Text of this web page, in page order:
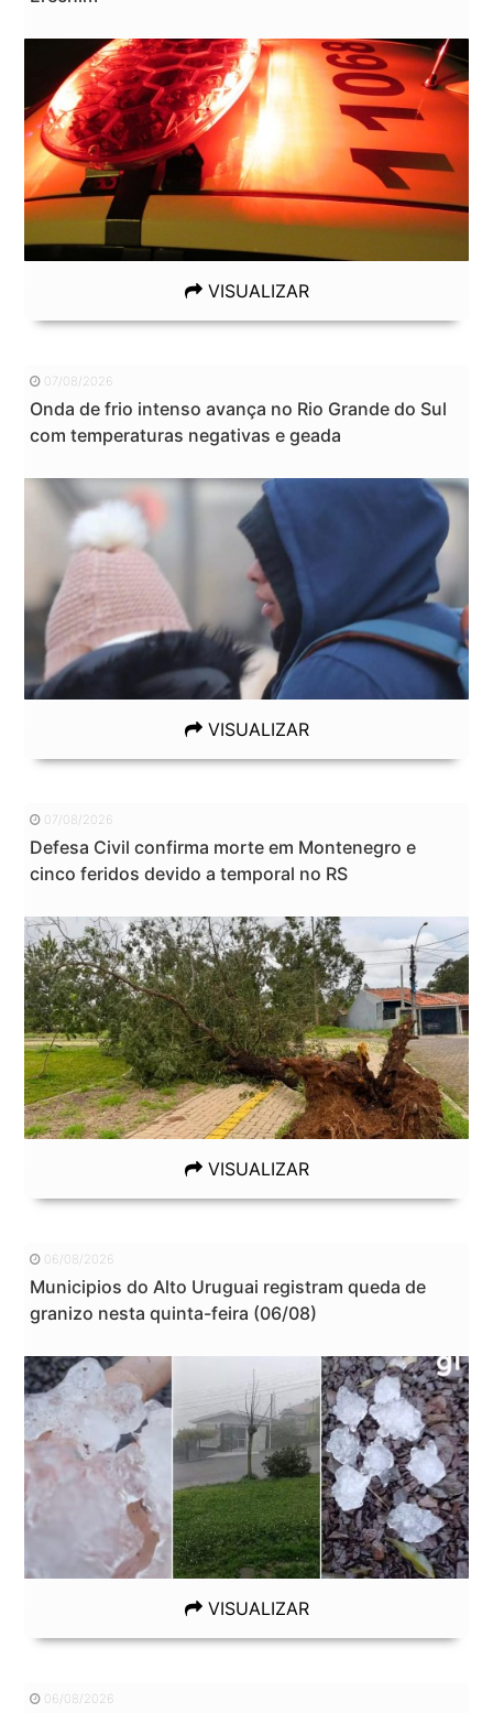
VISUALIZAR
07/08/2026
Onda de frio intenso avança no Rio Grande do Sul
com temperaturas negativas e geada
VISUALIZAR
07/08/2026
Defesa Civil confirma morte em Montenegro e
cinco feridos devido a temporal no RS
VISUALIZAR
06/08/2026
Municipios do Alto Uruguai registram queda de
granizo nesta quinta-feira (06/08)
VISUALIZAR
06/08/2026